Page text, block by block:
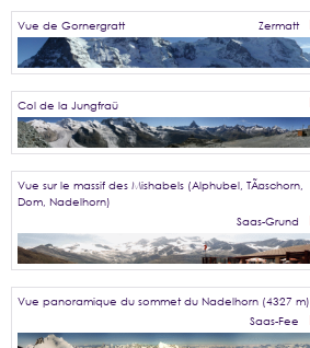
Vue de Gornergratt Zermatt
Col de la Jungfraü
Vue sur le massif des Mishabels (Alphubel, TÃ¤schorn,
Dom, Nadelhorn)
Saas-Grund
Vue panoramique du sommet du Nadelhorn (4327 m)
Saas-Fee